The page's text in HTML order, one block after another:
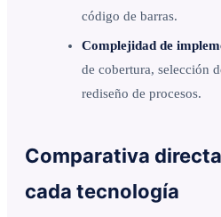
código de barras.
Complejidad de
de cobertura, selección
rediseño de procesos.
Comparativa
cada tecnología